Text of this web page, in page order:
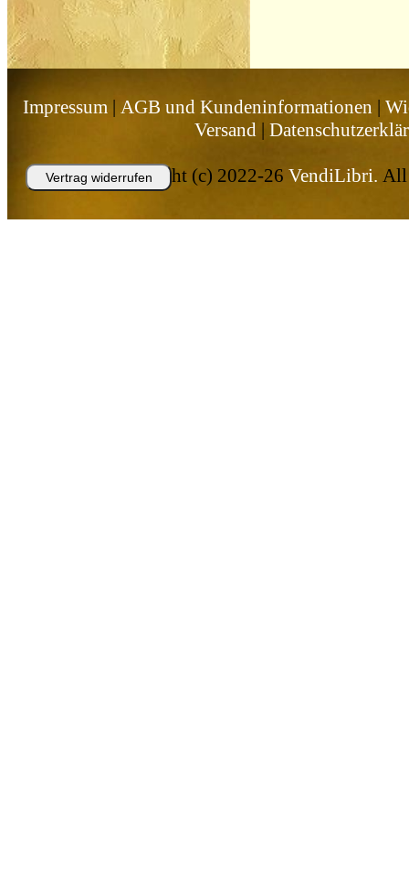
Impressum | AGB und Kundeninformationen |
Versand|
Copyright (c) 2022-26 VendiLibri. All
Vertrag widerrufen